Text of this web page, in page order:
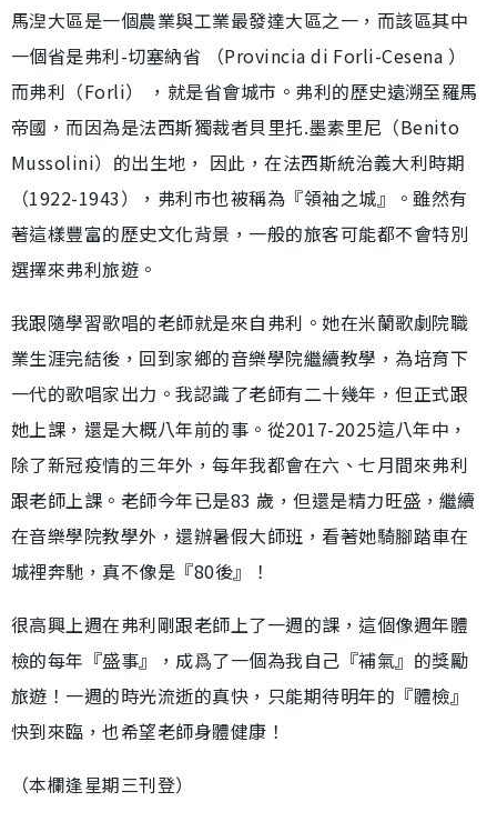
馬湼大區是一個農業與工業最發達大區之一，而該區其中
一個省是弗利-切塞納省 （Provincia di Forli-Cesena ）
而弗利（Forli） ，就是省會城市。弗利的歷史遠溯至羅馬
帝國，而因為是法西斯獨裁者貝里托.墨素里尼（Benito
Mussolini）的出生地， 因此，在法西斯統治義大利時期
（1922-1943），弗利市也被稱為『領袖之城』。雖然有
著這樣豐富的歷史文化背景，一般的旅客可能都不會特別
選擇來弗利旅遊。
我跟隨學習歌唱的老師就是來自弗利。她在米蘭歌劇院職
業生涯完結後，回到家鄉的音樂學院繼續教學，為培育下
一代的歌唱家出力。我認識了老師有二十幾年，但正式跟
她上課，還是大概八年前的事。從2017-2025這八年中，
除了新冠疫情的三年外，每年我都會在六、七月間來弗利
跟老師上課。老師今年已是83 歲，但還是精力旺盛，繼續
在音樂學院教學外，還辦暑假大師班，看著她騎腳踏車在
城裡奔馳，真不像是『80後』！
很高興上週在弗利剛跟老師上了一週的課，這個像週年體
檢的每年『盛事』，成爲了一個為我自己『補氣』的獎勵
旅遊！一週的時光流逝的真快，只能期待明年的『體檢』
快到來臨，也希望老師身體健康！
（本欄逢星期三刊登）